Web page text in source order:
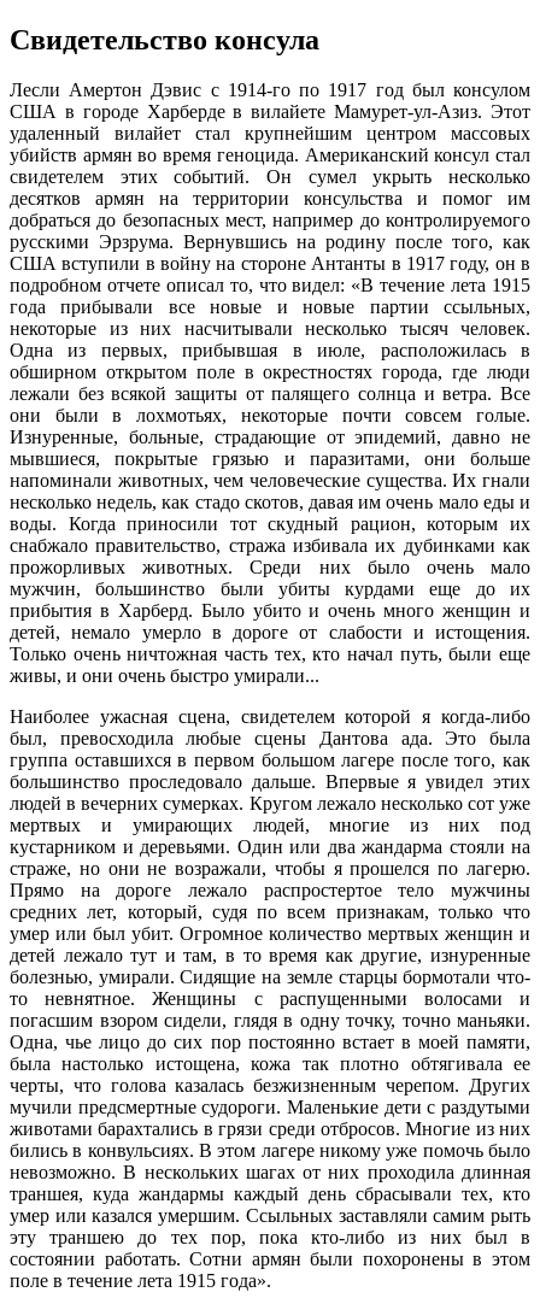
Свидетельство консула
Лесли Амертон Дэвис с 1914-го по 1917 год был консулом
США в городе Харберде в вилайете Мамурет-ул-Азиз. Этот
удаленный вилайет стал крупнейшим центром массовых
убийств армян во время геноцида. Американский консул стал
свидетелем этих событий. Он сумел укрыть несколько
десятков армян на территории консульства и помог им
добраться до безопасных мест, например до контролируемого
русскими Эрзрума. Вернувшись на родину после того, как
США вступили в войну на стороне Антанты в 1917 году, он в
подробном отчете описал то, что видел: «В течение лета 1915
года прибывали все новые и новые партии ссыльных,
некоторые из них насчитывали несколько тысяч человек.
Одна из первых, прибывшая в июле, расположилась в
обширном открытом поле в окрестностях города, где люди
лежали без всякой защиты от палящего солнца и ветра. Все
они были в лохмотьях, некоторые почти совсем голые.
Изнуренные, больные, страдающие от эпидемий, давно не
мывшиеся, покрытые грязью и паразитами, они больше
напоминали животных, чем человеческие существа. Их гнали
несколько недель, как стадо скотов, давая им очень мало еды и
воды. Когда приносили тот скудный рацион, которым их
снабжало правительство, стража избивала их дубинками как
прожорливых животных. Среди них было очень мало
мужчин, большинство были убиты курдами еще до их
прибытия в Харберд. Было убито и очень много женщин и
детей, немало умерло в дороге от слабости и истощения.
Только очень ничтожная часть тех, кто начал путь, были еще
живы, и они очень быстро умирали...
Наиболее ужасная сцена, свидетелем которой я когда-либо
был, превосходила любые сцены Дантова ада. Это была
группа оставшихся в первом большом лагере после того, как
большинство проследовало дальше. Впервые я увидел этих
людей в вечерних сумерках. Кругом лежало несколько сот уже
мертвых и умирающих людей, многие из них под
кустарником и деревьями. Один или два жандарма стояли на
страже, но они не возражали, чтобы я прошелся по лагерю.
Прямо на дороге лежало распростертое тело мужчины
средних лет, который, судя по всем признакам, только что
умер или был убит. Огромное количество мертвых женщин и
детей лежало тут и там, в то время как другие, изнуренные
болезнью, умирали. Сидящие на земле старцы бормотали что-
то невнятное. Женщины с распущенными волосами и
погасшим взором сидели, глядя в одну точку, точно маньяки.
Одна, чье лицо до сих пор постоянно встает в моей памяти,
была настолько истощена, кожа так плотно обтягивала ее
черты, что голова казалась безжизненным черепом. Других
мучили предсмертные судороги. Маленькие дети с раздутыми
животами барахтались в грязи среди отбросов. Многие из них
бились в конвульсиях. В этом лагере никому уже помочь было
невозможно. В нескольких шагах от них проходила длинная
траншея, куда жандармы каждый день сбрасывали тех, кто
умер или казался умершим. Ссыльных заставляли самим рыть
эту траншею до тех пор, пока кто-либо из них был в
состоянии работать. Сотни армян были похоронены в этом
поле в течение лета 1915 года».